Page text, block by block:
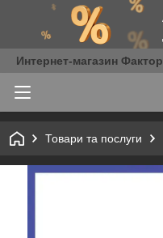
Интернет-магазин Фактор
Товари та послуги